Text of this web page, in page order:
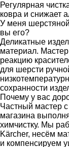
Регулярная
ковра и снижает
У меня
вы его?
Деликатные
материал.
реакцию
для шерсти
сохранности
Почему у вас
Частный мастер
магазина
химчистку. Мы
Kärcher, несём
и компенсируем